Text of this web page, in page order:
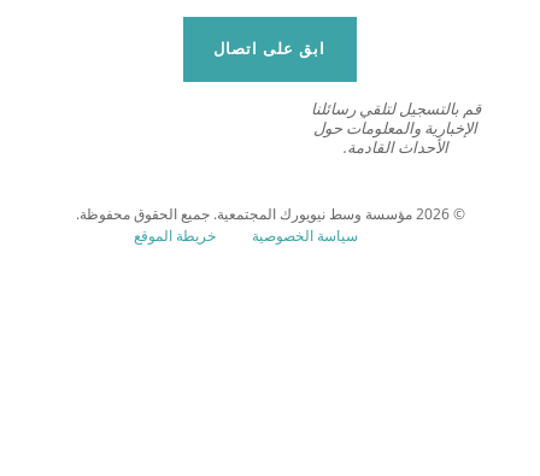
ابق على اتصال
قم بالتسجيل لتلقي رسائلنا
الإخبارية والمعلومات حول
الأحداث القادمة.
سياسة الخصوصية
خريطة الموقع